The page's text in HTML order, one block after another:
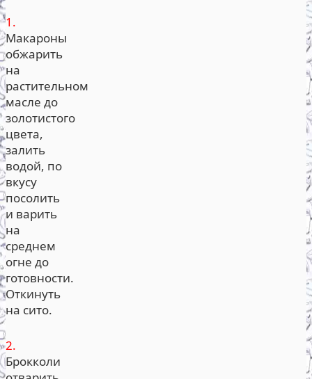
1.
Макароны
обжарить
на
растительном
масле до
золотистого
цвета,
залить
водой, по
вкусу
посолить
и варить
на
среднем
огне до
готовности.
Откинуть
на сито.
2.
Брокколи